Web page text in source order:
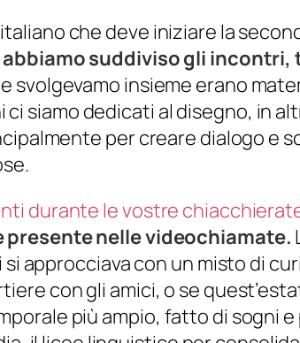
che deve iniziare la
abbiamo suddiviso gli
svolgevamo insieme erano
siamo dedicati al disegno, in
per creare dialogo e
durante le vostre
nelle videochiamate.
approcciava con un misto di
con gli amici, o se
più ampio, fatto di sogni